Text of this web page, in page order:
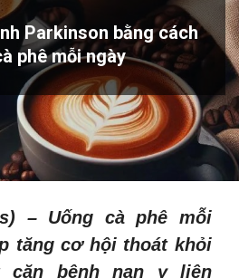
Parkinson bằng cách
phê mỗi ngày
– Uống cà phê mỗi
tăng cơ hội thoát khỏi
căn bệnh nan y liên